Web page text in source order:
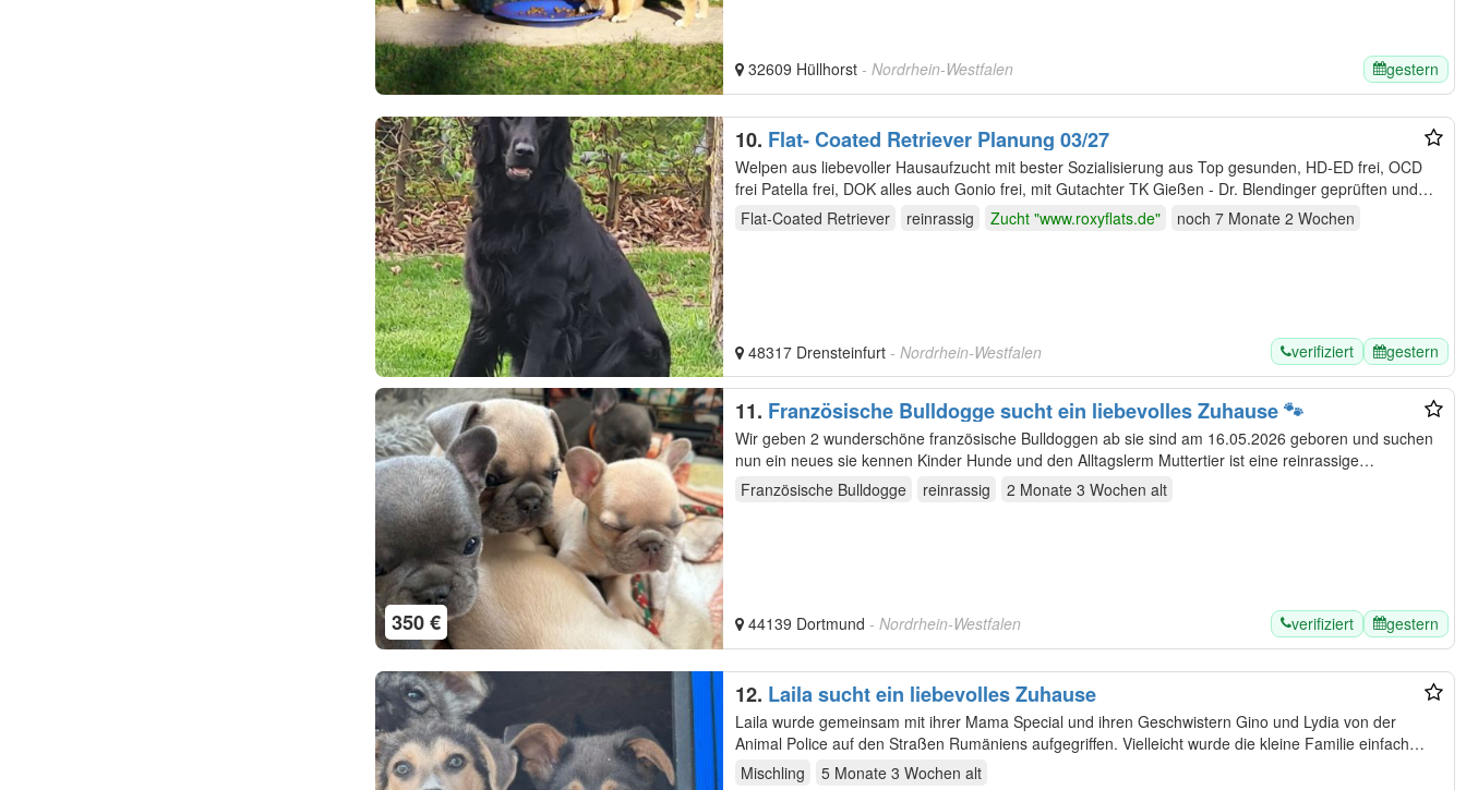
32609 Hüllhorst - Nordrhein-Westfalen gestern
10. Flat- Coated Retriever Planung 03/27
Welpen aus liebevoller Hausaufzucht mit bester Sozialisierung aus Top gesunden, HD-ED frei, OCD
frei Patella frei, DOK alles auch Gonio frei, mit Gutachter TK Gießen - Dr. Blendinger geprüften und…
Flat-Coated Retriever
reinrassig Zucht "www.roxyflats.de" noch 7 Monate 2 Wochen
48317 Drensteinfurt - Nordrhein-Westfalen verifiziert gestern
11. Französische Bulldogge sucht ein liebevolles Zuhause 🐾
350 €
Wir geben 2 wunderschöne französische Bulldoggen ab sie sind am 16.05.2026 geboren und suchen
nun ein neues sie kennen Kinder Hunde und den Alltagslerm Muttertier ist eine reinrassige…
Französische Bulldogge
reinrassig 2 Monate 3 Wochen alt
44139 Dortmund - Nordrhein-Westfalen verifiziert gestern
12. Laila sucht ein liebevolles Zuhause
Laila wurde gemeinsam mit ihrer Mama Special und ihren Geschwistern Gino und Lydia von der
Animal Police auf den Straßen Rumäniens aufgegriffen. Vielleicht wurde die kleine Familie einfach
ausgesetzt…
Mischling 5 Monate 3 Wochen alt